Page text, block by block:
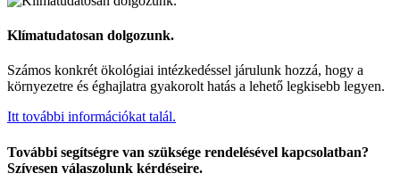
Klímatudatosan dolgozunk.
Számos konkrét ökológiai intézkedéssel járulunk hozzá, hogy a
környezetre és éghajlatra gyakorolt hatás a lehető legkisebb legyen.
Itt további információkat talál.
További segítségre van szüksége rendelésével kapcsolatban?
Szívesen válaszolunk kérdéseire.